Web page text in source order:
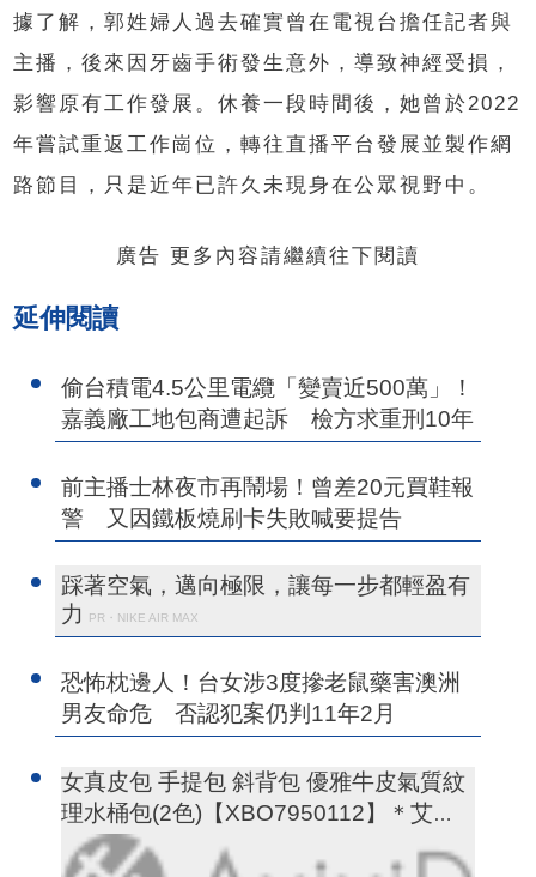
據了解，郭姓婦人過去確實曾在電視台擔任記者與
主播，後來因牙齒手術發生意外，導致神經受損，
影響原有工作發展。休養一段時間後，她曾於2022
年嘗試重返工作崗位，轉往直播平台發展並製作網
路節目，只是近年已許久未現身在公眾視野中。
廣告 更多內容請繼續往下閱讀
延伸閱讀
偷台積電4.5公里電纜「變賣近500萬」！
嘉義廠工地包商遭起訴 檢方求重刑10年
前主播士林夜市再鬧場！曾差20元買鞋報
警 又因鐵板燒刷卡失敗喊要提告
踩著空氣，邁向極限，讓每一步都輕盈有
力
PR・NIKE AIR MAX
恐怖枕邊人！台女涉3度摻老鼠藥害澳洲
男友命危 否認犯案仍判11年2月
女真皮包 手提包 斜背包 優雅牛皮氣質紋
理水桶包(2色)【XBO7950112】＊艾美
時尚(現+預)